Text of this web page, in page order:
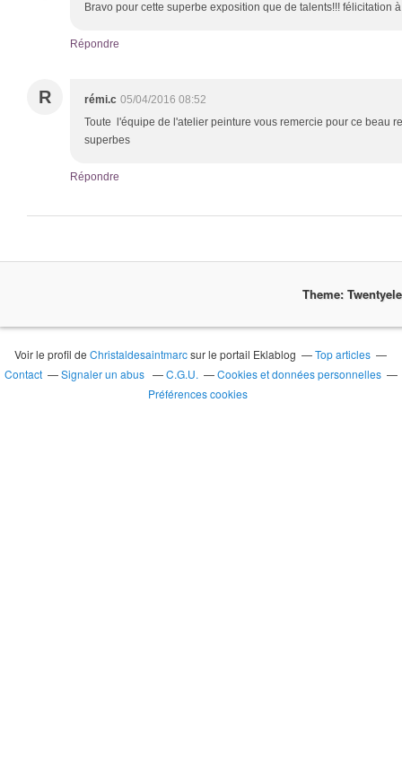
Bravo pour cette superbe exposition que de talents!!! félicitation
Répondre
R rémi.c 05/04/2016 08:52
Toute l'équipe de l'atelier peinture vous remercie pour ce beau
superbes
Répondre
Theme:
Voir le profil deChristaldesaintmarcsur le portail Eklablog
Top articles
Contact
Signaler un abus C.G.U.
Cookies et données personnelles
Préférences cookies